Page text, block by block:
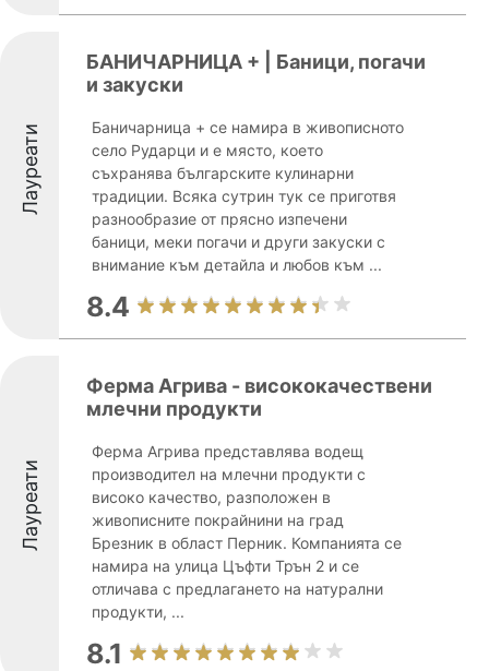
Лауреати
БАНИЧАРНИЦА + | Баници, погачи
и закуски
Баничарница + се намира в живописното
село Рударци и е място, което
съхранява българските кулинарни
традиции. Всяка сутрин тук се приготвя
разнообразие от прясно изпечени
баници, меки погачи и други закуски с
внимание към детайла и любов към ...
8.4
Лауреати
Ферма Агрива - висококачествени
млечни продукти
Ферма Агрива представлява водещ
производител на млечни продукти с
високо качество, разположен в
живописните покрайнини на град
Брезник в област Перник. Компанията се
намира на улица Цъфти Трън 2 и се
отличава с предлагането на натурални
продукти, ...
8.1